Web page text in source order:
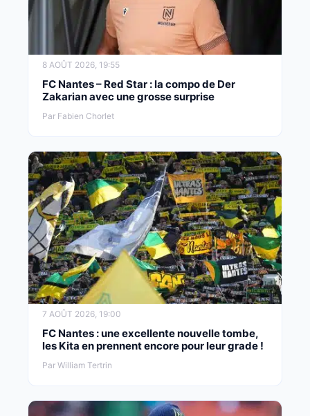
8 AOÛT 2026, 19:55
FC Nantes – Red Star : la compo de Der
Zakarian avec une grosse surprise
Par Fabien Chorlet
7 AOÛT 2026, 19:00
FC Nantes : une excellente nouvelle tombe,
les Kita en prennent encore pour leur grade !
Par William Tertrin